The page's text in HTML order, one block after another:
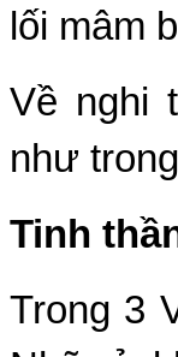
lối mâm
Về nghi
như
Tinh
Trong 3